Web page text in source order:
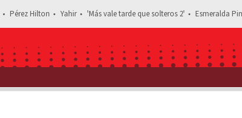
Pérez Hilton Yahir 'Más vale tarde que solteros 2' Esmeralda
Estás leyendo: Montserrat Oliver y Yolanda